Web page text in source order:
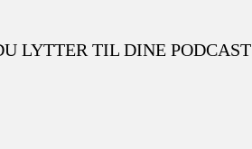
LYTTER TIL DINE PODCAST